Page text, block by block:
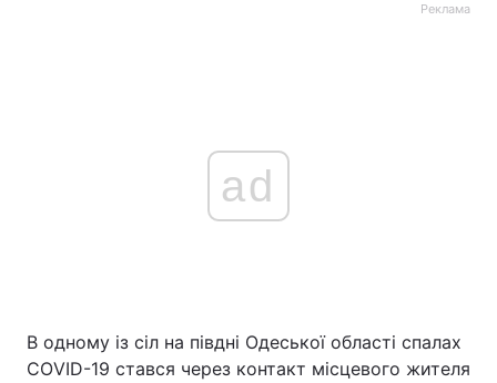
Реклама
ad
В одному із сіл на півдні Одеської області спалах
СОVID-19 стався через контакт місцевого жителя